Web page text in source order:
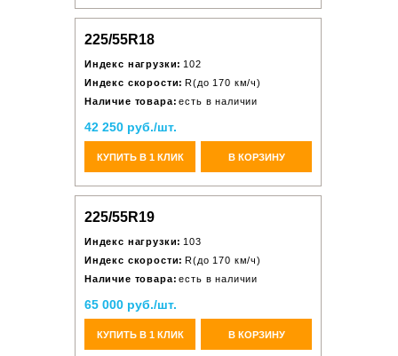
225/55R18
Индекс нагрузки: 102
Индекс скорости: R(до 170 км/ч)
Наличие товара: есть в наличии
42 250 руб./шт.
КУПИТЬ В 1 КЛИК В КОРЗИНУ
225/55R19
Индекс нагрузки: 103
Индекс скорости: R(до 170 км/ч)
Наличие товара: есть в наличии
65 000 руб./шт.
КУПИТЬ В 1 КЛИК В КОРЗИНУ